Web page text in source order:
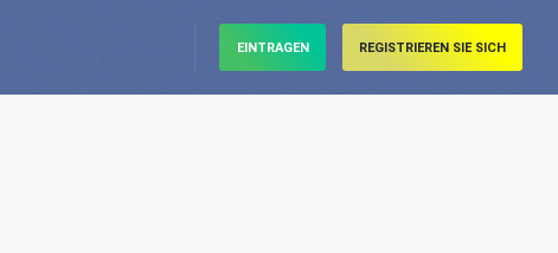
EINTRAGEN REGISTRIEREN SIE SICH